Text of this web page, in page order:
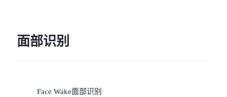
面部识别
Face Wake面部识别